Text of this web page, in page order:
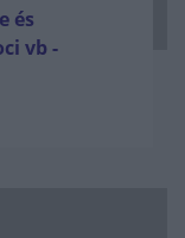
és
vb -